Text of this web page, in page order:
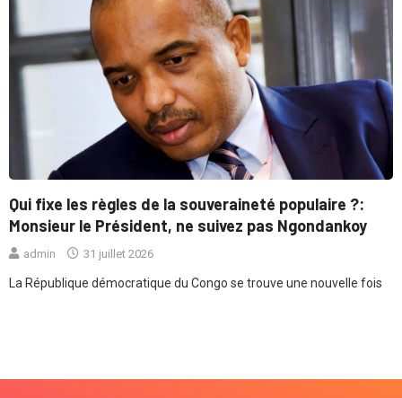
Qui fixe les règles de la souveraineté populaire ?:
Monsieur le Président, ne suivez pas Ngondankoy
admin 31 juillet 2026
La République démocratique du Congo se trouve une nouvelle fois